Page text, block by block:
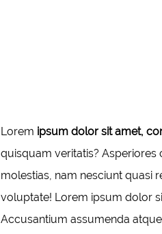
Lorem ipsum dolor sit amet,
quisquam veritatis? Asperiores
molestias, nam nesciunt quasi
voluptate! Lorem ipsum dolor
Accusantium assumenda